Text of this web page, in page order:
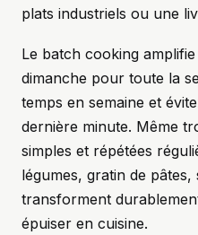
plats industriels ou une
Le batch cooking
dimanche pour toute la
temps en semaine et
dernière minute. Même
simples et répétées
légumes, gratin de
transforment
épuiser en cuisine.